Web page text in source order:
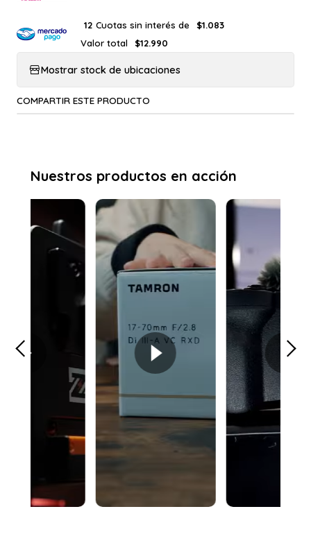
12 Cuotas sin interés de
$1.083
Valor total
$12.990
Mostrar stock de ubicaciones
COMPARTIR ESTE PRODUCTO